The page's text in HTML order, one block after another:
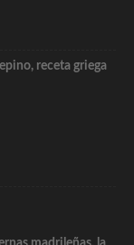
receta griega